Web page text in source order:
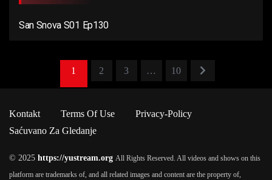
San Snova S01 Ep130
1 2 3 … 10
Kontakt Terms Of Use
Privacy-Policy
Saćuvano Za Gledanje
© 2025 https://yustream.org All Rights Reserved. All videos and shows on this
platform are trademarks of, and all related images and content are the property of,